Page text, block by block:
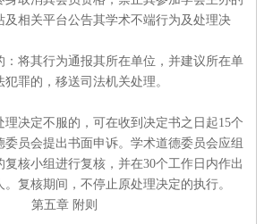
及相关平台公告其学术不端行为及处理决
：将其行为通报其所在单位，并建议所在单
罪的，移送司法机关处理。
理决定不服的，可在收到决定书之日起15个
员会提出书面申诉。学术道德委员会应组
核小组进行复核，并在30个工作日内作出
复核期间，不停止原处理决定的执行。
第五章 附则